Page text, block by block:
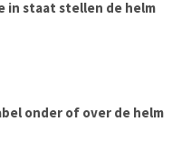
in staat stellen de helm
onder of over de helm